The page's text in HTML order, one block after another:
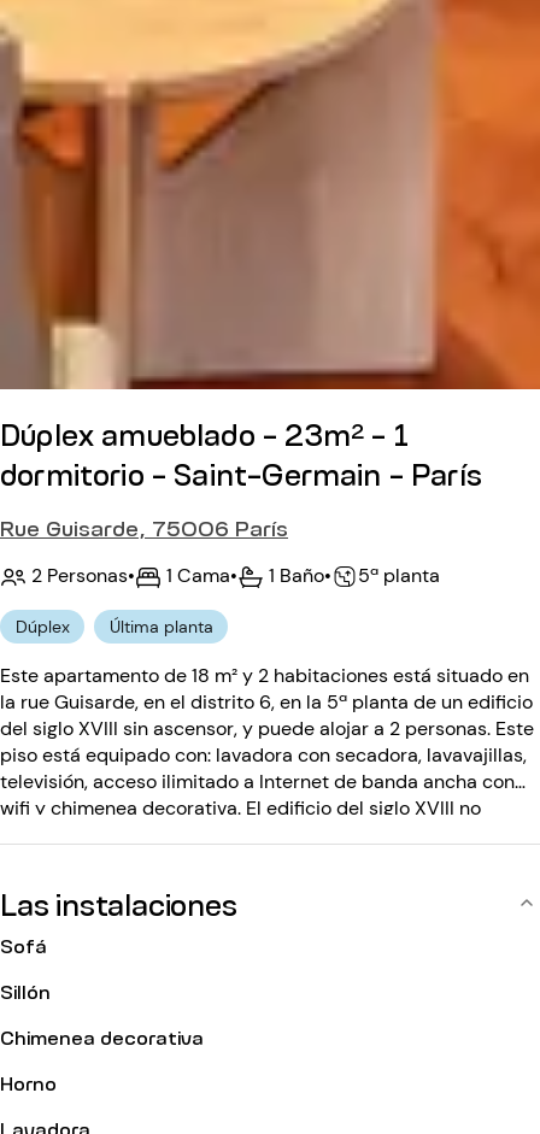
Dúplex amueblado - 23m² - 1
dormitorio - Saint-Germain - París
Rue Guisarde, 75006 París
2 Personas• 1 Cama• 1 Baño• 5ª planta
Dúplex Última planta
Este apartamento de 18 m² y 2 habitaciones está situado en
la rue Guisarde, en el distrito 6, en la 5ª planta de un edificio
del siglo XVIII sin ascensor, y puede alojar a 2 personas. Este
piso está equipado con: lavadora con secadora, lavavajillas,
televisión, acceso ilimitado a Internet de banda ancha con
wifi y chimenea decorativa. El edificio del siglo XVIII no
Las instalaciones
Sofá
Sillón
Chimenea decorativa
Horno
Lavadora